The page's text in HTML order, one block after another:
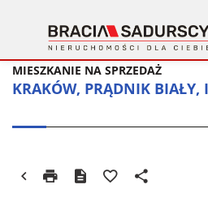
KRAKÓW, PRĄDNIK BIAŁY,
MIESZKANIE NA SPRZEDAŻ